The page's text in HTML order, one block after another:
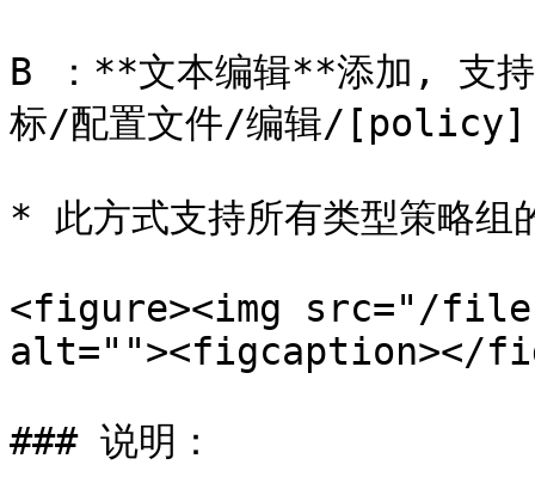
B ：**文本编辑**添加, 支持
标/配置文件/编辑/[policy]
* 此方式支持所有类型策略组
<figure><img src="/files/
alt=""><figcaption></
### 说明：